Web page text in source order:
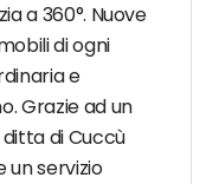
a 360°. Nuove
di ogni
e
Grazie ad un
di Cuccù
un servizio